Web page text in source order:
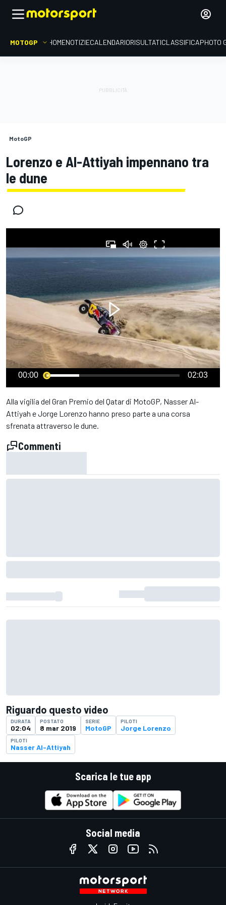
MOTOGP HOMENOTIZIECALENDARIORISULTATICLASSIFICAPHOTO
MotoGP
Lorenzo e Al-Attiyah impennano tra
le dune
00:00 02:03
Alla vigilia del Gran Premio del Qatar di MotoGP, Nasser Al-
Attiyah e Jorge Lorenzo hanno preso parte a una corsa
sfrenata attraverso le dune.
Commenti
Riguardo questo video
DURATA
02:04
POSTATO
8 mar 2019
SERIE
MotoGP
PILOTI
Jorge Lorenzo
PILOTI
Nasser Al-Attiyah
Scarica le tue app
Social media